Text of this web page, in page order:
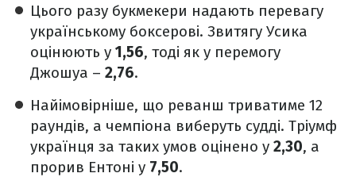
Цього разу букмекери надають перевагу
українському боксерові. Звитягу Усика
оцінюють у 1,56, тоді як у перемогу
Джошуа – 2,76.
Найімовірніше, що реванш триватиме 12
раундів, а чемпіона виберуть судді. Тріумф
українця за таких умов оцінено у 2,30, а
прорив Ентоні у 7,50.